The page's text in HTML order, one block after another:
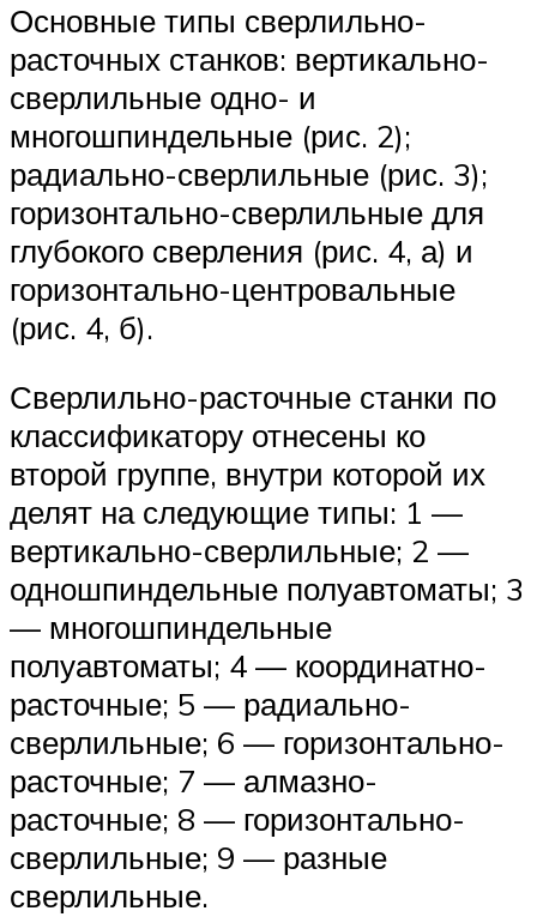
Основные типы сверлильно-
расточных станков: вертикально-
сверлильные одно- и
многошпиндельные (рис. 2);
радиально-сверлильные (рис. 3);
горизонтально-сверлильные для
глубокого сверления (рис. 4, а) и
горизонтально-центровальные
(рис. 4, б).
Сверлильно-расточные станки по
классификатору отнесены ко
второй группе, внутри которой их
делят на следующие типы: 1 —
вертикально-сверлильные; 2 —
одношпиндельные полуавтоматы; 3
— многошпиндельные
полуавтоматы; 4 — координатно-
расточные; 5 — радиально-
сверлильные; 6 — горизонтально-
расточные; 7 — алмазно-
расточные; 8 — горизонтально-
сверлильные; 9 — разные
сверлильные.